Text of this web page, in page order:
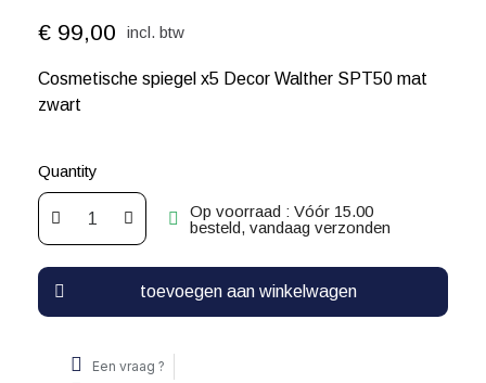
€ 99,00 incl. btw
Cosmetische spiegel x5 Decor Walther SPT50 mat
zwart
Quantity
Op voorraad : Vóór 15.00
besteld, vandaag verzonden
toevoegen aan winkelwagen
Een vraag ?